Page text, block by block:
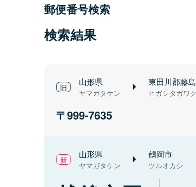
郵便番号検索
検索結果
山形県
ヤマガタケン
東田川郡藤
ヒガシタガワ
999-7635
山形県
ヤマガタケン
鶴岡市
ツルオカシ